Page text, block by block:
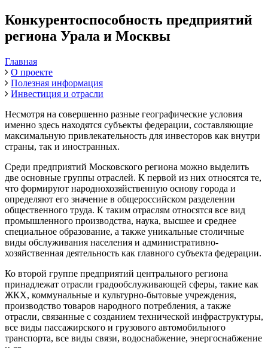
Конкурентоспособность предприятий
региона Урала и Москвы
Главная
О проекте
Полезная информация
Инвестиция и отрасли
Несмотря на совершенно разные географические условия
именно здесь находятся субъекты федерации, составляющие
максимальную привлекательность для инвесторов как внутри
страны, так и иностранных.
Среди предприятий Московского региона можно выделить
две основные группы отраслей. К первой из них относятся те,
что формируют народнохозяйственную основу города и
определяют его значение в общероссийском разделении
общественного труда. К таким отраслям относятся все вид
промышленного производства, наука, высшее и среднее
специальное образование, а также уникальные столичные
виды обслуживания населения и административно-
хозяйственная деятельность как главного субъекта федерации.
Ко второй группе предприятий центрального региона
принадлежат отрасли градообслуживающей сферы, такие как
ЖКХ, коммунальные и культурно-бытовые учреждения,
производство товаров народного потребления, а также
отрасли, связанные с созданием технической инфраструктуры,
все виды пассажирского и грузового автомобильного
транспорта, все виды связи, водоснабжение, энергоснабжение